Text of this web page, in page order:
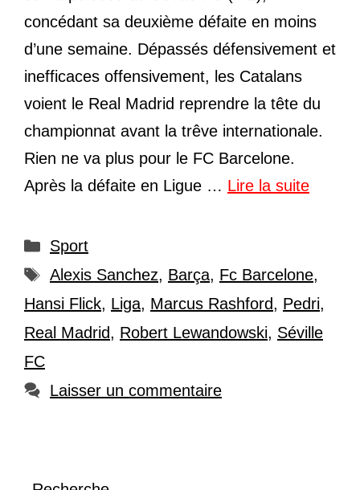
concédant sa deuxième défaite en moins
d’une semaine. Dépassés défensivement et
inefficaces offensivement, les Catalans
voient le Real Madrid reprendre la tête du
championnat avant la trêve internationale.
Rien ne va plus pour le FC Barcelone.
Après la défaite en Ligue … Lire la suite
Catégories
Sport
Étiquettes
Alexis Sanchez, Barça, Fc Barcelone,
Hansi Flick, Liga, Marcus Rashford, Pedri,
Real Madrid, Robert Lewandowski, Séville
FC
Laisser un commentaire